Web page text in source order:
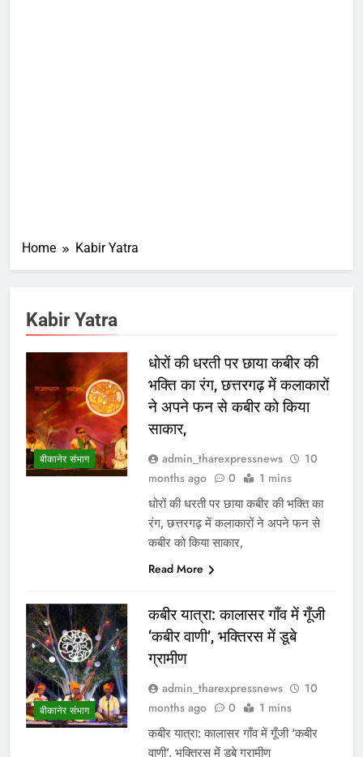
Home Kabir Yatra
Kabir Yatra
बीकानेर संभाग
धोरों की धरती पर छाया कबीर की
भक्ति का रंग, छत्तरगढ़ में कलाकारों
ने अपने फन से कबीर को किया
साकार,
admin_tharexpressnews
10
months ago
0 1 mins
धोरों की धरती पर छाया कबीर की भक्ति का
रंग, छत्तरगढ़ में कलाकारों ने अपने फन से
कबीर को किया साकार,
Read More
बीकानेर संभाग
कबीर यात्रा: कालासर गाँव में गूँजी
‘कबीर वाणी’, भक्तिरस में डूबे
ग्रामीण
admin_tharexpressnews
10
months ago
0 1 mins
कबीर यात्रा: कालासर गाँव में गूँजी ‘कबीर
वाणी’, भक्तिरस में डूबे ग्रामीण